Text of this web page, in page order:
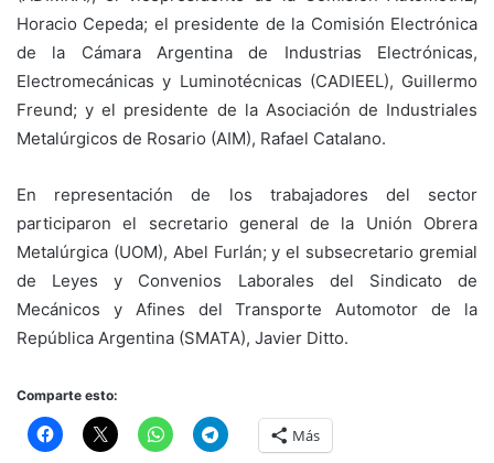
Horacio Cepeda; el presidente de la Comisión Electrónica
de la Cámara Argentina de Industrias Electrónicas,
Electromecánicas y Luminotécnicas (CADIEEL), Guillermo
Freund; y el presidente de la Asociación de Industriales
Metalúrgicos de Rosario (AIM), Rafael Catalano.
En representación de los trabajadores del sector
participaron el secretario general de la Unión Obrera
Metalúrgica (UOM), Abel Furlán; y el subsecretario gremial
de Leyes y Convenios Laborales del Sindicato de
Mecánicos y Afines del Transporte Automotor de la
República Argentina (SMATA), Javier Ditto.
Comparte esto:
Más